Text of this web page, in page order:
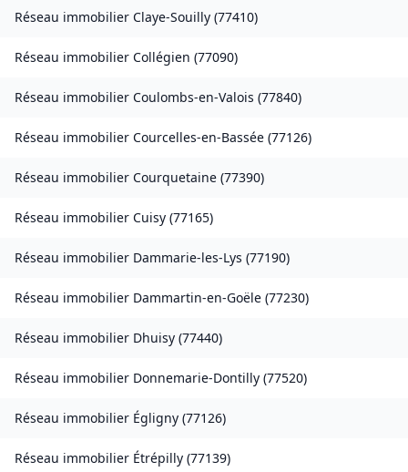
Réseau immobilier Claye-Souilly (77410)
Réseau immobilier Collégien (77090)
Réseau immobilier Coulombs-en-Valois (77840)
Réseau immobilier Courcelles-en-Bassée (77126)
Réseau immobilier Courquetaine (77390)
Réseau immobilier Cuisy (77165)
Réseau immobilier Dammarie-les-Lys (77190)
Réseau immobilier Dammartin-en-Goële (77230)
Réseau immobilier Dhuisy (77440)
Réseau immobilier Donnemarie-Dontilly (77520)
Réseau immobilier Égligny (77126)
Réseau immobilier Étrépilly (77139)